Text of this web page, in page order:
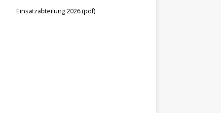
Einsatzabteilung 2026 (pdf)